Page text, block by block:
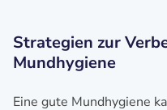
Strategien zur
Mundhygiene
Eine gute Mundhygiene